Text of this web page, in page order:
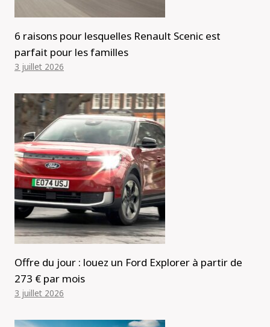
6 raisons pour lesquelles Renault Scenic est
parfait pour les familles
3 juillet 2026
Offre du jour : louez un Ford Explorer à partir de
273 € par mois
3 juillet 2026